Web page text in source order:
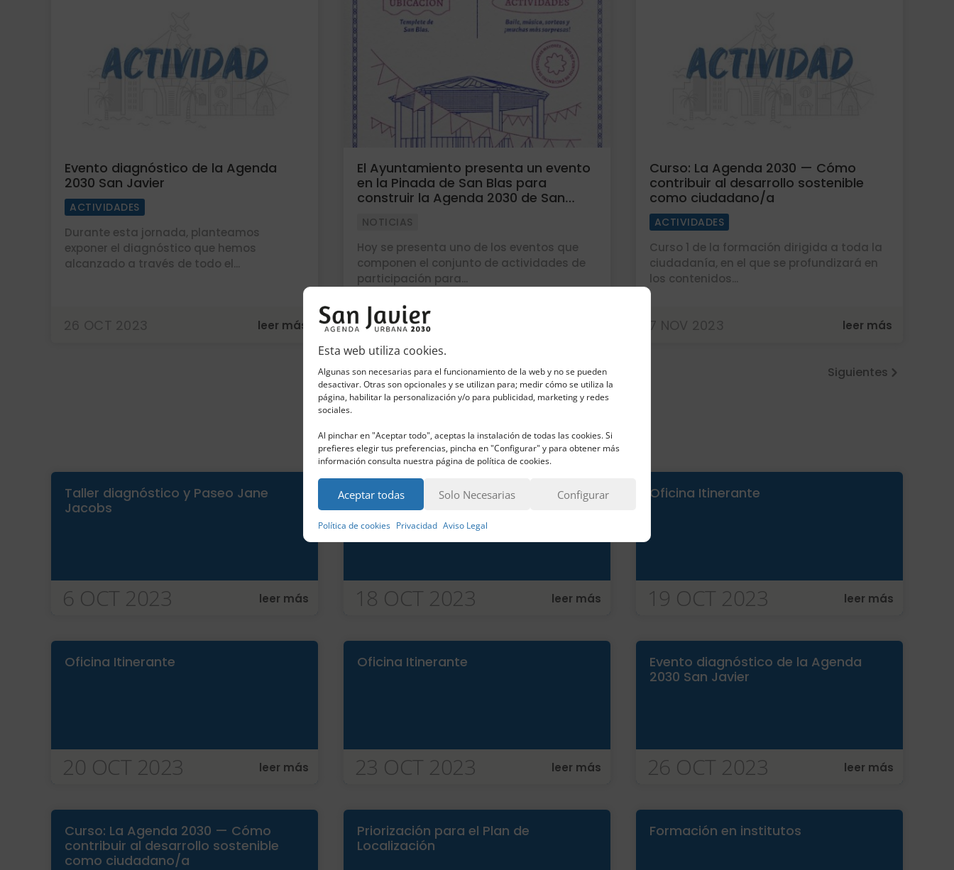
Esta web utiliza cookies.
Algunas son necesarias para el funcionamiento de la web y no se pueden
desactivar. Otras son opcionales y se utilizan para; medir cómo se utiliza la
página, habilitar la personalización y/o para publicidad, marketing y redes
sociales.
Al pinchar en "Aceptar todo", aceptas la instalación de todas las cookies. Si
prefieres elegir tus preferencias, pincha en "Configurar" y para obtener más
información consulta nuestra página de política de cookies.
Aceptar todas Solo Necesarias Configurar
Política de cookies Privacidad Aviso Legal
Evento diagnóstico de la Agenda
2030 San Javier
26 OCT 2023
ACTIVIDADES
Durante esta jornada, planteamos
exponer el diagnóstico que hemos
alcanzado a través de todo el...
leer más
El Ayuntamiento presenta un evento
en la Pinada de San Blas para
construir la Agenda 2030 de San
26 OCT 2023
NOTICIAS
Hoy se presenta uno de los eventos que
componen el conjunto de actividades de
participación para...
Curso: La Agenda 2030 — Cómo
contribuir al desarrollo sostenible
como ciudadano/a
7 NOV 2023
ACTIVIDADES
Curso 1 de la formación dirigida a toda la
ciudadanía, en el que se profundizará en
los contenidos...
leer más
ACTIVIDADES
Taller diagnóstico y Paseo Jane
Jacobs
6 OCT 2023 leer más
Oficina Itinerante
20 OCT 2023 leer más
Curso: La Agenda 2030 — Cómo
contribuir al desarrollo sostenible
como ciudadano/a
Oficina Itinerante
18 OCT 2023 leer más
Oficina Itinerante
23 OCT 2023 leer más
Priorización para el Plan de
Localización
Oficina Itinerante
19 OCT 2023 leer más
Evento diagnóstico de la Agenda
2030 San Javier
26 OCT 2023 leer más
Formación en institutos